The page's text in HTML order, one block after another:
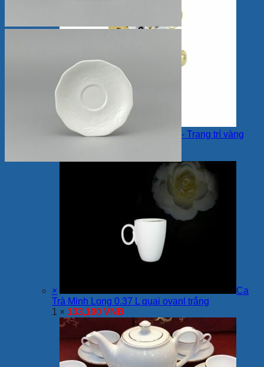
Chuột Quý 24 cm – Màu Trắng - Trang trí vàng
×
Ca
Trà Minh Long 0.37 L quai ovanl trắng
1 × 133,100 VNĐ